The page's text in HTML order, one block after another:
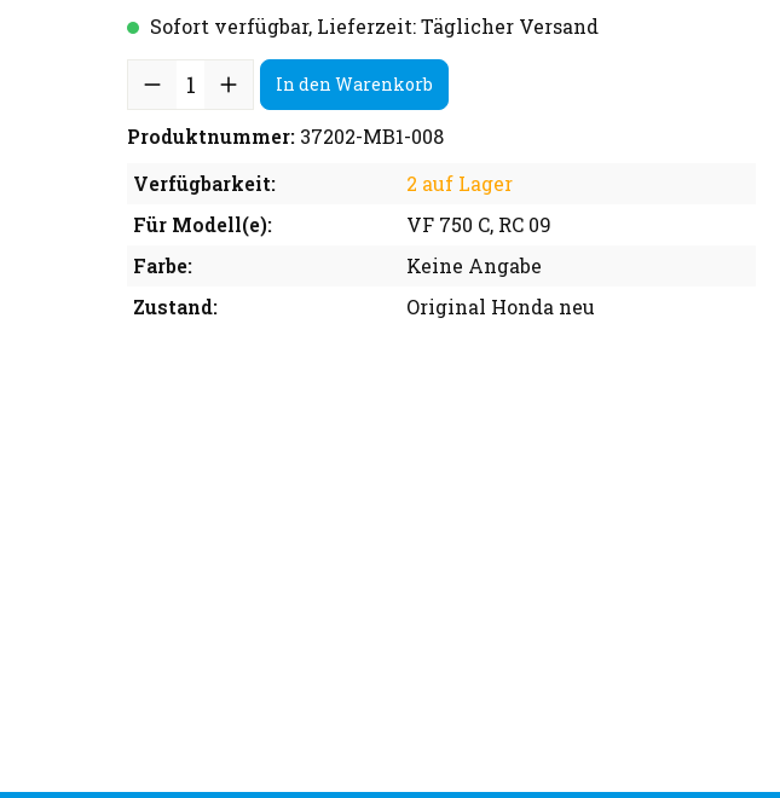
Sofort verfügbar, Lieferzeit: Täglicher Versand
In den Warenkorb
Produktnummer: 37202-MB1-008
Verfügbarkeit:
2 auf Lager
Für Modell(e):
VF 750 C, RC 09
Farbe:
Keine Angabe
Zustand:
Original Honda neu